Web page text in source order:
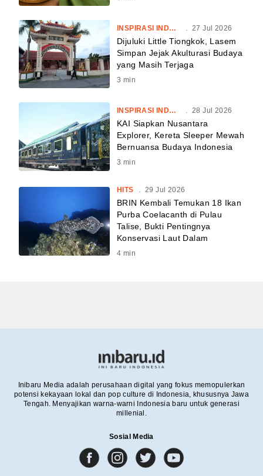
INSPIRASI INDONESIA . 27 Jul 2026
Dijuluki Little Tiongkok, Lasem
Simpan Jejak Akulturasi Budaya
yang Masih Terjaga
3 min
INSPIRASI INDONESIA . 28 Jul 2026
KAI Siapkan Nusantara
Explorer, Kereta Sleeper Mewah
Bernuansa Budaya Indonesia
3 min
HITS 29 Jul 2026
BRIN Kembali Temukan 18 Ikan
Purba Coelacanth di Pulau
Talise, Bukti Pentingnya
Konservasi Laut Dalam
4 min
Inibaru Media adalah perusahaan digital yang fokus memopulerkan
potensi kekayaan lokal dan pop culture di Indonesia, khususnya Jawa
Tengah. Menyajikan warna-warni Indonesia baru untuk generasi
millenial.
Sosial Media